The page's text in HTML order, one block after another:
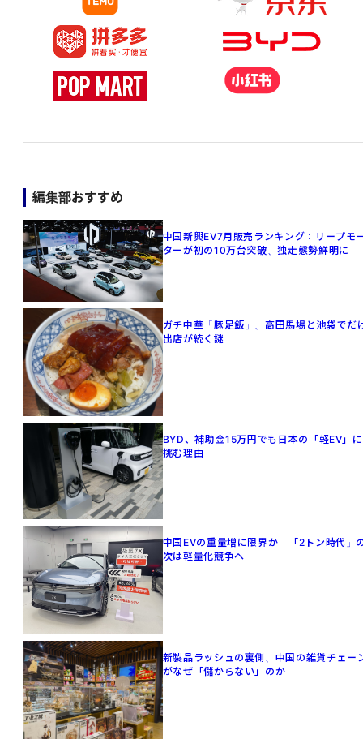
編集部おすすめ
中国新興EV7月販売ランキング：リープモ
ターが初の10万台突破、独走態勢鮮明に
ガチ中華「豚足飯」、高田馬場と池袋でだ
出店が続く謎
BYD、補助金15万円でも日本の「軽EV」に
挑む理由
中国EVの重量増に限界か 「2トン時代」
次は軽量化競争へ
新製品ラッシュの裏側、中国の雑貨チェー
がなぜ「儲からない」のか